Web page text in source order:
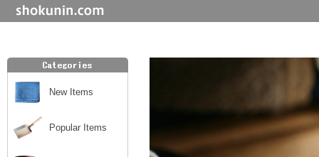
New Items
Popular Items